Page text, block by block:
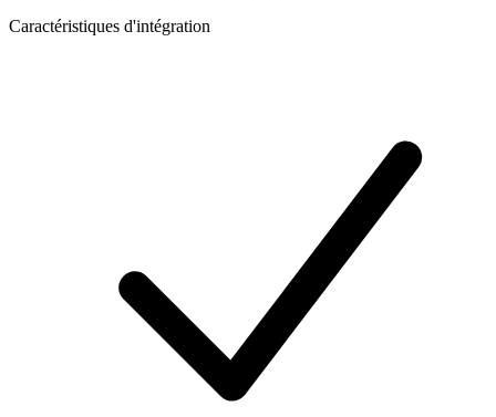
Caractéristiques d'intégration